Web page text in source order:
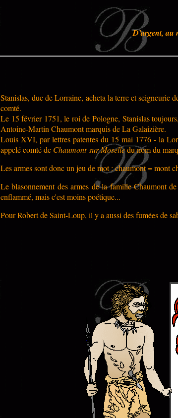
D'argent, au
Stanislas, duc de Lorraine, acheta la terre et
comté.
Le 15 février 1751, le roi de Pologne, Stanislas
Antoine-Martin Chaumont marquis de La Galaizière.
Louis XVI, par lettres patentes du 15 mai 1776 - la
appelé comté de Chaumont-sur-Moselledu nom du
Les armes sont donc un jeu de mot : chaumont = mont
Le blasonnement des armes de la famille Chaumont
enflammé, mais c'est moins poétique...
Pour Robert de Saint-Loup, il y a aussi des fumées de